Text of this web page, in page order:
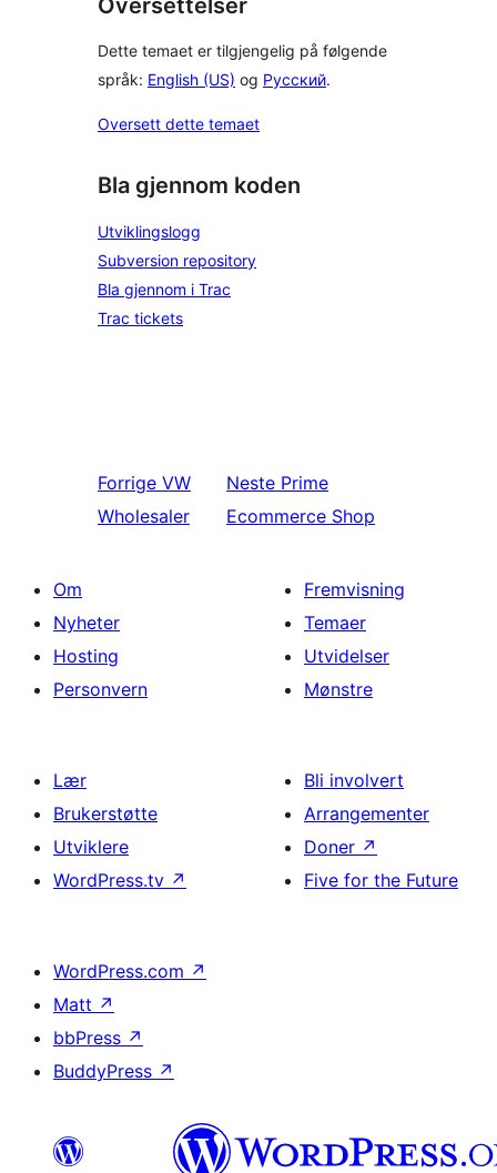
Oversettelser
Dette temaet er tilgjengelig på følgende
språk: English (US) og Русский.
Oversett dette temaet
Bla gjennom koden
Utviklingslogg
Subversion repository
Bla gjennom i Trac
Trac tickets
Forrige VW
Wholesaler
Neste Prime
Ecommerce Shop
Om
Nyheter
Hosting
Personvern
Fremvisning
Temaer
Utvidelser
Mønstre
Lær
Brukerstøtte
Utviklere
WordPress.tv ↗
Bli involvert
Arrangementer
Doner ↗
Five for the Future
WordPress.com ↗
Matt ↗
bbPress ↗
BuddyPress ↗